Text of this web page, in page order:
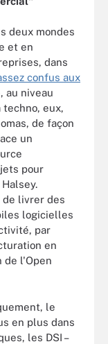
deux mondes
et en
dans
confus aux
au niveau
techno, eux,
de façon
un
pour
de livrer des
logicielles
par
en
de l'Open
le
en plus dans
les DSI –